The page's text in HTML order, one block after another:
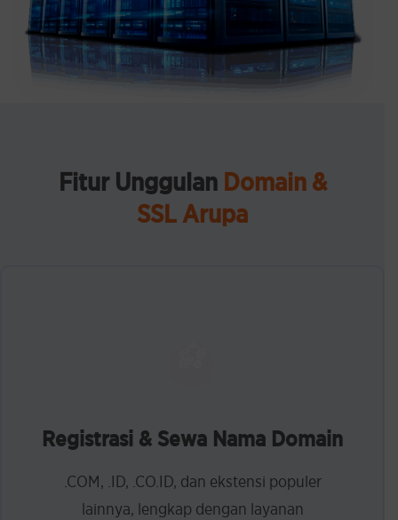
Fitur Unggulan Domain &
SSL Arupa
Registrasi & Sewa Nama Domain
.COM, .ID, .CO.ID, dan ekstensi populer
lainnya, lengkap dengan layanan